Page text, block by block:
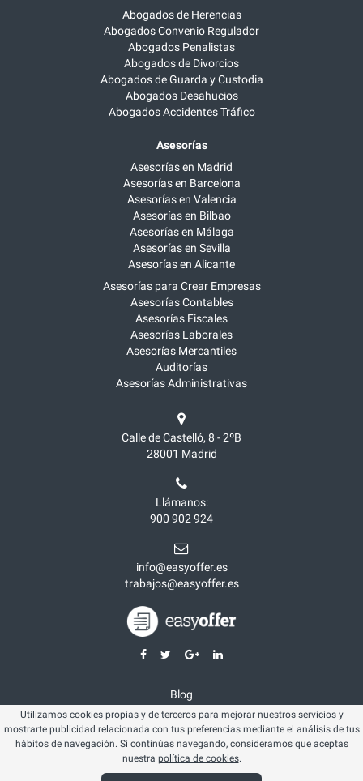
Abogados de Herencias
Abogados Convenio Regulador
Abogados Penalistas
Abogados de Divorcios
Abogados de Guarda y Custodia
Abogados Desahucios
Abogados Accidentes Tráfico
Asesorías
Asesorías en Madrid
Asesorías en Barcelona
Asesorías en Valencia
Asesorías en Bilbao
Asesorías en Málaga
Asesorías en Sevilla
Asesorías en Alicante
Asesorías para Crear Empresas
Asesorías Contables
Asesorías Fiscales
Asesorías Laborales
Asesorías Mercantiles
Auditorías
Asesorías Administrativas
Calle de Castelló, 8 - 2ºB
28001 Madrid
Llámanos:
900 902 924
info@easyoffer.es
trabajos@easyoffer.es
Blog
Opiniones
Aviso legal
Política cookies
Utilizamos cookies propias y de terceros para mejorar nuestros servicios y
mostrarte publicidad relacionada con tus preferencias mediante el análisis de tus
hábitos de navegación. Si continúas navegando, consideramos que aceptas
nuestra política de cookies.